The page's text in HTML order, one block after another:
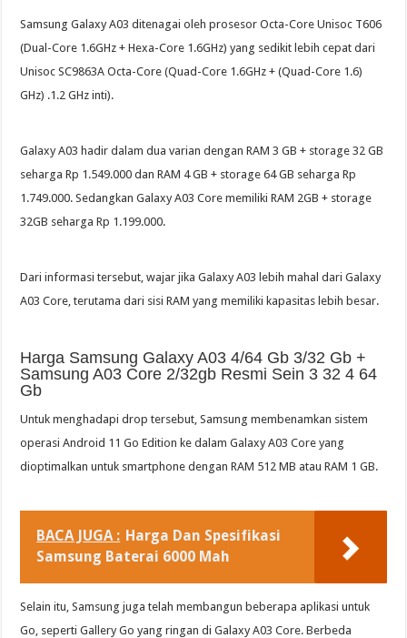
Samsung Galaxy A03 ditenagai oleh prosesor Octa-Core Unisoc T606
(Dual-Core 1.6GHz + Hexa-Core 1.6GHz) yang sedikit lebih cepat dari
Unisoc SC9863A Octa-Core (Quad-Core 1.6GHz + (Quad-Core 1.6)
GHz) .1.2 GHz inti).
Galaxy A03 hadir dalam dua varian dengan RAM 3 GB + storage 32 GB
seharga Rp 1.549.000 dan RAM 4 GB + storage 64 GB seharga Rp
1.749.000. Sedangkan Galaxy A03 Core memiliki RAM 2GB + storage
32GB seharga Rp 1.199.000.
Dari informasi tersebut, wajar jika Galaxy A03 lebih mahal dari Galaxy
A03 Core, terutama dari sisi RAM yang memiliki kapasitas lebih besar.
Harga Samsung Galaxy A03 4/64 Gb 3/32 Gb +
Samsung A03 Core 2/32gb Resmi Sein 3 32 4 64
Gb
Untuk menghadapi drop tersebut, Samsung membenamkan sistem
operasi Android 11 Go Edition ke dalam Galaxy A03 Core yang
dioptimalkan untuk smartphone dengan RAM 512 MB atau RAM 1 GB.
BACA JUGA : Harga Dan Spesifikasi
Samsung Baterai 6000 Mah
Selain itu, Samsung juga telah membangun beberapa aplikasi untuk
Go, seperti Gallery Go yang ringan di Galaxy A03 Core. Berbeda